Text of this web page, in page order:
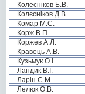
Колесніков Б.В.
Колєсніков Д.В.
Комар М.С.
Корж В.П.
Коржев А.Л.
Кравець А.В.
Кузьмук О.І.
Ландик В.І.
Ларін С.М.
Лелюк О.В.